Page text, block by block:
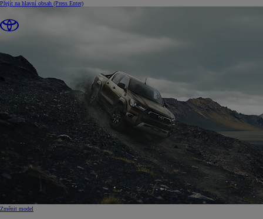
Přejít na hlavní obsah (Press Enter)
Změnit model